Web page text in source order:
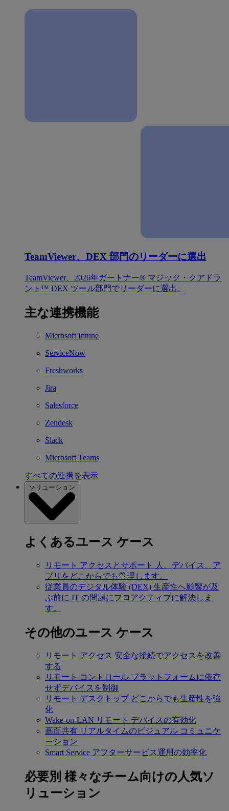
TeamViewer、DEX 部門のリーダーに選出
TeamViewer、2026年ガートナー® マジック・クアドラ
ント™ DEX ツール部門でリーダーに選出。
主な連携機能
Microsoft Intune
ServiceNow
Freshworks
Jira
Salesforce
Zendesk
Slack
Microsoft Teams
すべての連携を表示
ソリューション
よくあるユース ケース
リモート アクセスとサポート
人、デバイス、ア
プリをどこからでも管理します。
従業員のデジタル体験 (DEX) 生産性へ影響が及
ぶ前に IT の問題にプロアクティブに解決しま
す。
その他のユース ケース
リモート アクセス 安全な接続でアクセスを改善
する
リモート コントロール プラットフォームに依存
せずデバイスを制御
リモート デスクトップ どこからでも生産性を強
化
Wake-on-LAN リモート デバイスの有効化
画面共有 リアルタイムのビジュアル コミュニケ
ーション
Smart Service アフターサービス運用の効率化
必要別 様々なチーム向けの人気ソ
リューション